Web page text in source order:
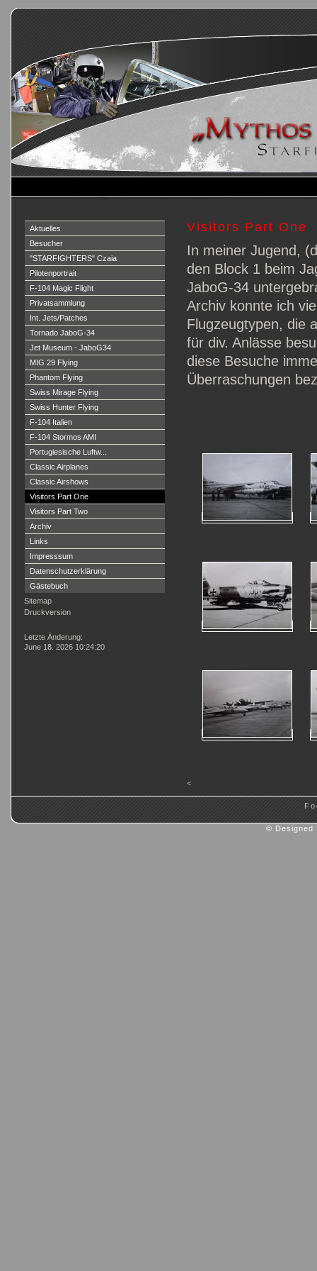
Aktuelles
Besucher
"STARFIGHTERS" Czaia
Pilotenportrait
F-104 Magic Flight
Privatsammlung
Int. Jets/Patches
Tornado JaboG-34
Jet Museum - JaboG34
MIG 29 Flying
Phantom Flying
Swiss Mirage Flying
Swiss Hunter Flying
F-104 Italien
F-104 Stormos AMI
Portugiesische Luftw...
Classic Airplanes
Classic Airshows
Visitors Part One
Visitors Part Two
Archiv
Links
Impresssum
Datenschutzerklärung
Gästebuch
Sitemap
Druckversion
Letzte Änderung:
June 18. 2026 10:24:20
Visitors Part One
In meiner Jugend,
den Block 1 beim
JaboG-34
Archiv konnte ich
Flugzeugtypen, die
für div. Anlässe
diese Besuche
Überraschungen
<
© Designed